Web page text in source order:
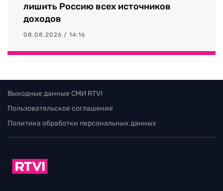
лишить Россию всех источников
доходов
08.08.2026 / 14:16
Выходные данные СМИ RTVI
Пользовательское соглашение
Политика обработки персональных данных